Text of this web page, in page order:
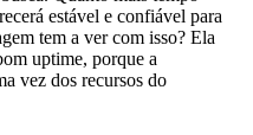
estável e confiável para
tem a ver com isso? Ela
uptime, porque a
vez dos recursos do